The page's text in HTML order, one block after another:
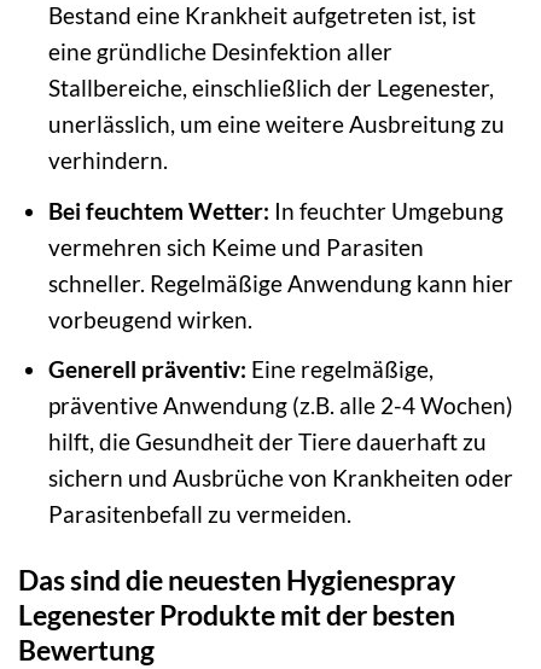
Bestand eine Krankheit aufgetreten ist, ist
eine gründliche Desinfektion aller
Stallbereiche, einschließlich der Legenester,
unerlässlich, um eine weitere Ausbreitung zu
verhindern.
Bei feuchtem Wetter: In feuchter Umgebung
vermehren sich Keime und Parasiten
schneller. Regelmäßige Anwendung kann hier
vorbeugend wirken.
Generell präventiv: Eine regelmäßige,
präventive Anwendung (z.B. alle 2-4 Wochen)
hilft, die Gesundheit der Tiere dauerhaft zu
sichern und Ausbrüche von Krankheiten oder
Parasitenbefall zu vermeiden.
Das sind die neuesten Hygienespray
Legenester Produkte mit der besten
Bewertung